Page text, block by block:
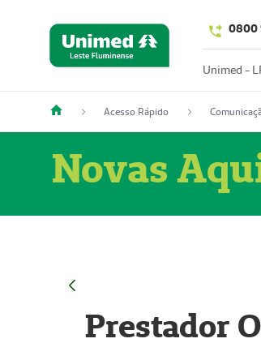
0800
Unimed -
Acesso Rápido
Novas
Prestador